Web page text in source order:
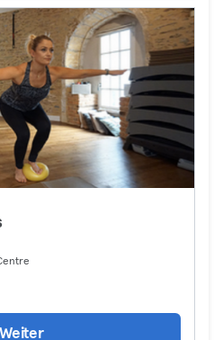
Weiter